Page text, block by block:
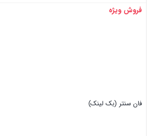
بستن
فروش ویژه
فان سنتر (بک لینک)